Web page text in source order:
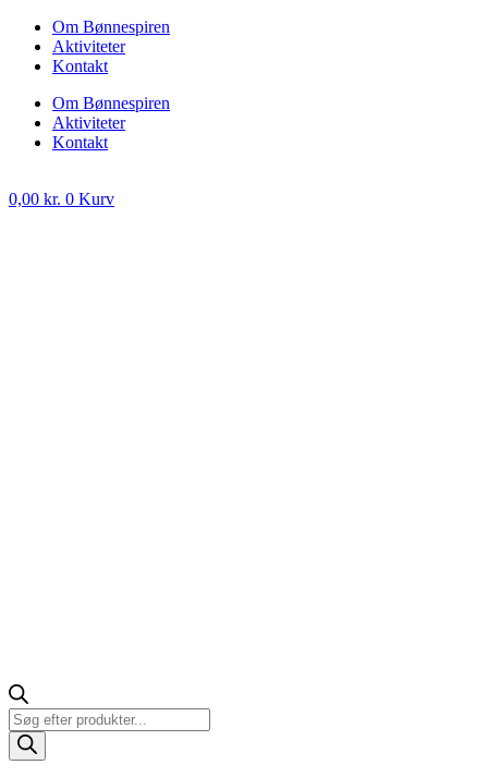
Om Bønnespiren
Aktiviteter
Kontakt
Om Bønnespiren
Aktiviteter
Kontakt
0,00 kr. 0 Kurv
Products
search